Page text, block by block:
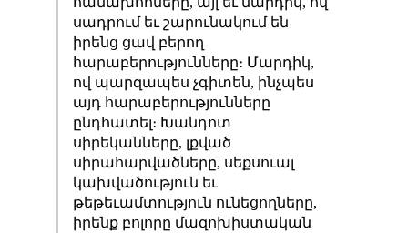
սադրում եւ շարունակում են
իրենց ցավ բերող
հարաբերությունները։ Մարդիկ,
ով պարզապես չգիտեն, ինչպես
այդ հարաբերությունները
ընդհատել։ Խանդոտ
սիրեկանները, լքված
սիրահարվածները, սեքսուալ
կախվածություն եւ
թեթեւամտություն ունեցողները,
իրենք բոլորը մազոխիստական